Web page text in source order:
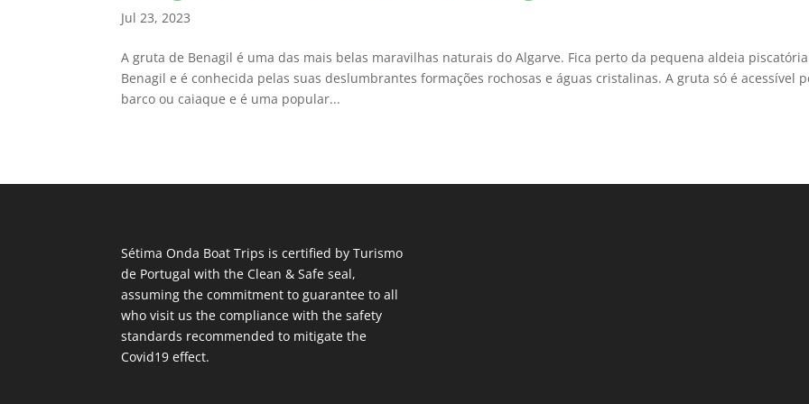
Jul 23, 2023
A gruta de Benagil é uma das mais belas maravilhas naturais do Algarve. Fica perto da pequena aldeia
Benagil e é conhecida pelas suas deslumbrantes formações rochosas e águas cristalinas. A gruta só é acessível
barco ou caiaque e é uma popular...
Sétima Onda Boat Trips is certified by Turismo
de Portugal with the Clean & Safe seal,
assuming the commitment to guarantee to all
who visit us the compliance with the safety
standards recommended to mitigate the
Covid19 effect.